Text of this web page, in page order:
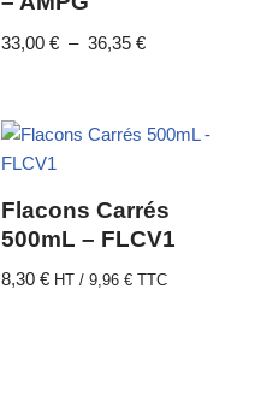
33,00€ – 36,35€
Flacons Carrés
500mL – FLCV1
8,30€ HT /9,96€ TTC